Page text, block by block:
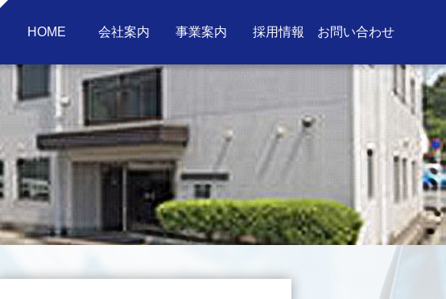
HOME 会社案内 事業案内 採用情報 お問い合わせ